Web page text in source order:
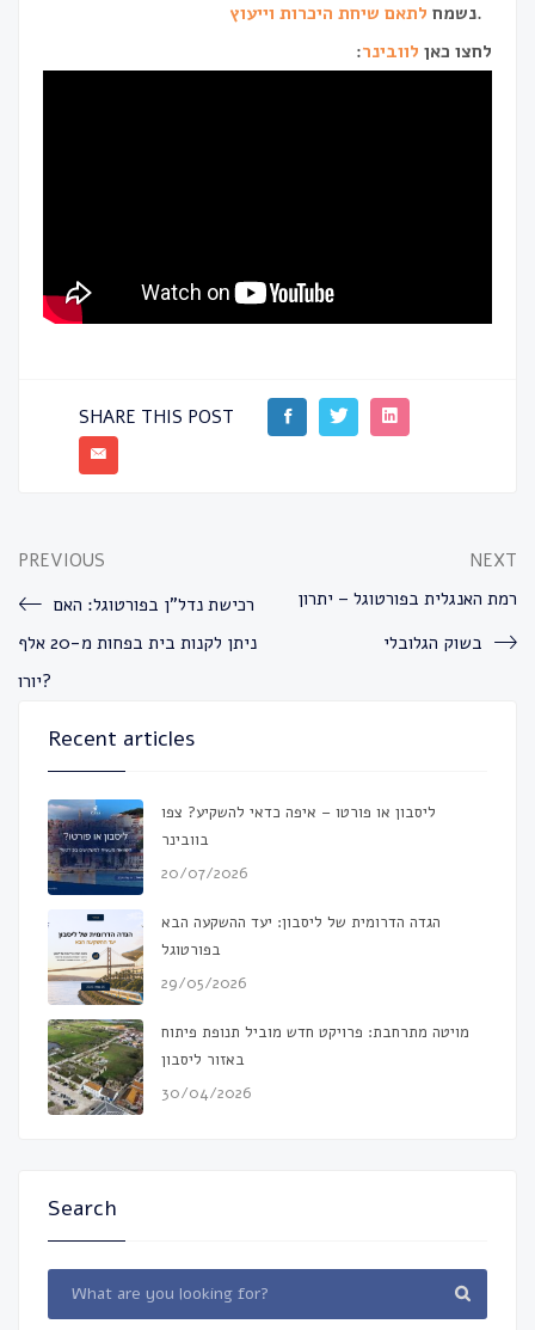
נשמח לתאם שיחת היכרות וייעוץ
.
לחצו כאן לוובינר:
SHARE THIS POST
PREVIOUS
רכישת נדל”ן בפורטוגל: האם
ניתן לקנות בית בפחות מ-20 אלף
יורו?
NEXT
רמת האנגלית בפורטוגל – יתרון
בשוק הגלובלי
Recent articles
ליסבון או פורטו – איפה כדאי להשקיע? צפו
בוובינר
20/07/2026
הגדה הדרומית של ליסבון: יעד ההשקעה הבא
בפורטוגל
29/05/2026
מויטה מתרחבת: פרויקט חדש מוביל תנופת פיתוח
באזור ליסבון
30/04/2026
Search